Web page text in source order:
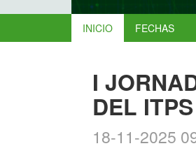
INICIO FECHAS
I
DEL ITPS
18-11-2025